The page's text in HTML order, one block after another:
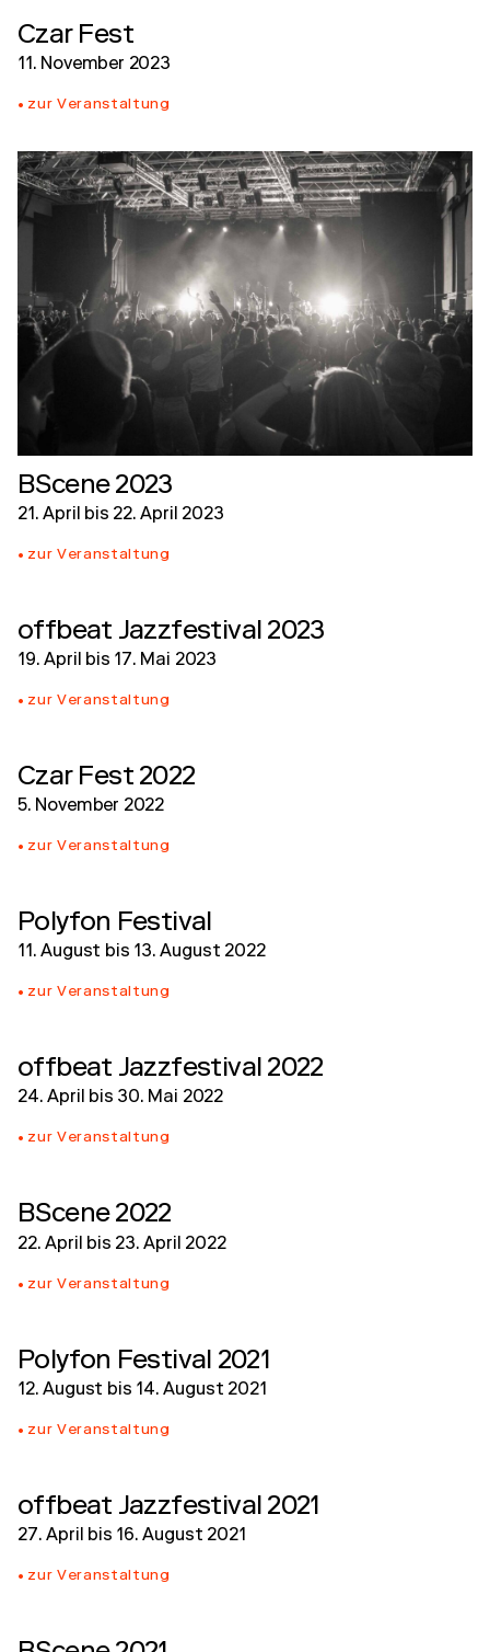
Czar Fest
11. November 2023
zur Veranstaltung
BScene 2023
21. April bis 22. April 2023
zur Veranstaltung
offbeat Jazzfestival 2023
19. April bis 17. Mai 2023
zur Veranstaltung
Czar Fest 2022
5. November 2022
zur Veranstaltung
Polyfon Festival
11. August bis 13. August 2022
zur Veranstaltung
offbeat Jazzfestival 2022
24. April bis 30. Mai 2022
zur Veranstaltung
BScene 2022
22. April bis 23. April 2022
zur Veranstaltung
Polyfon Festival 2021
12. August bis 14. August 2021
zur Veranstaltung
offbeat Jazzfestival 2021
27. April bis 16. August 2021
zur Veranstaltung